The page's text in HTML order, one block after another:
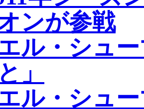
ンが参戦
ル・シュ
」
ル・シュ